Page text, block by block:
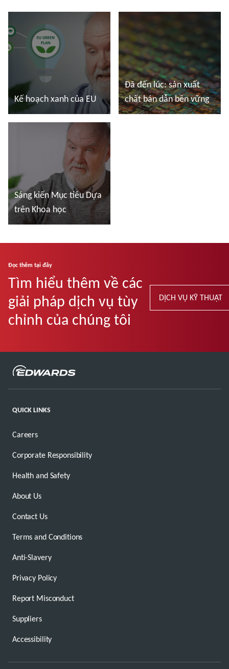
Kế hoạch xanh của EU
Đã đến lúc: sản xuất
chất bán dẫn bền vững
Sáng kiến Mục tiêu Dựa
trên Khoa học
Đọc thêm tại đây
Tìm hiểu thêm về các
giải pháp dịch vụ tùy
chỉnh của chúng tôi
DỊCH VỤ KỸ THUẬT
QUICK LINKS
Careers
Corporate Responsibility
Health and Safety
About Us
Contact Us
Terms and Conditions
Anti-Slavery
Privacy Policy
Report Misconduct
Suppliers
Accessibility